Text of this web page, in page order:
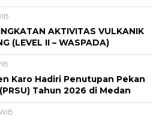
AKTIVITAS VULKANIK
(LEVEL II – WASPADA)
Karo Hadiri Penutupan Pekan
Tahun 2026 di Medan